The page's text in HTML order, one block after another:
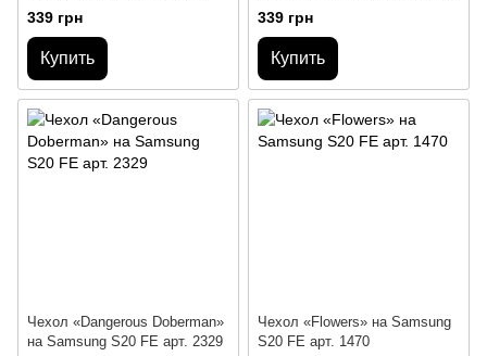
339 грн
Купить
339 грн
Купить
Чехол «Dangerous Doberman»
на Samsung S20 FE арт. 2329
Чехол «Flowers» на Samsung
S20 FE арт. 1470